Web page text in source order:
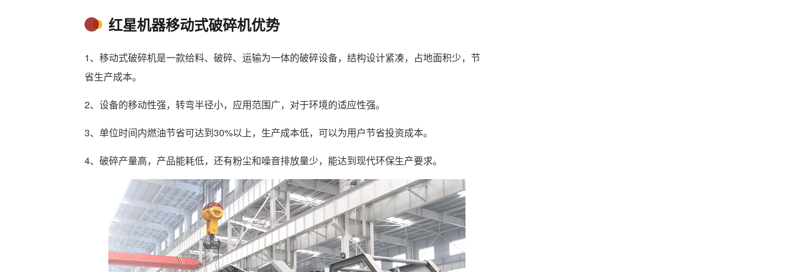
红星机器移动式破碎机优势
1、移动式破碎机是一款给料、破碎、运输为一体的破碎设备，结构设计紧凑，占地面积少，节
省生产成本。
2、设备的移动性强，转弯半径小，应用范围广，对于环境的适应性强。
3、单位时间内燃油节省可达到30%以上，生产成本低，可以为用户节省投资成本。
4、破碎产量高，产品能耗低，还有粉尘和噪音排放量少，能达到现代环保生产要求。